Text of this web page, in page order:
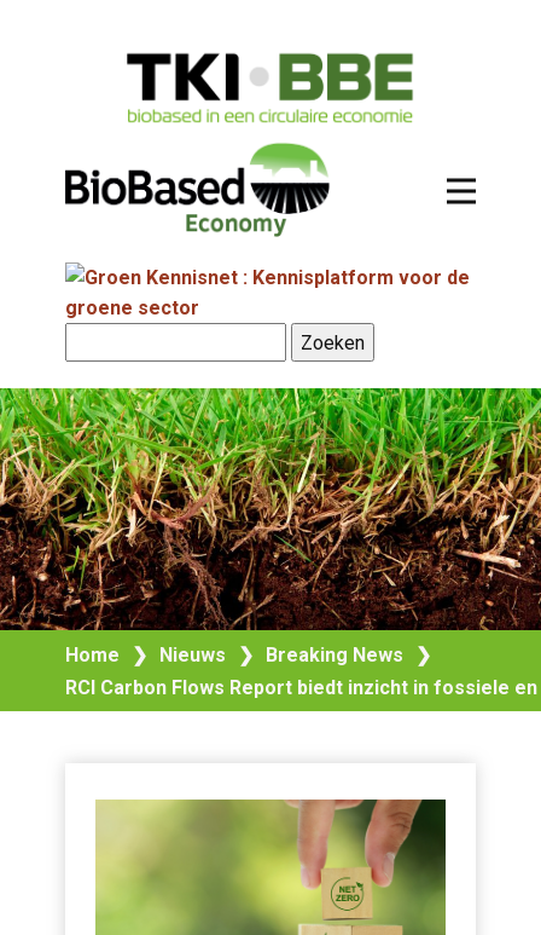
Home ❯ Nieuws ❯ Breaking News
❯
RCI Carbon Flows Report biedt inzicht in fossiele